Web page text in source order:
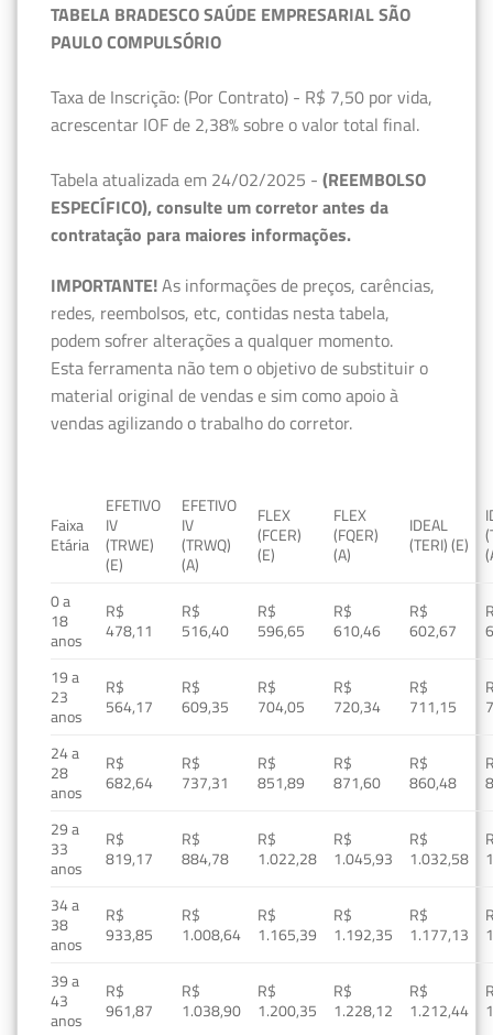
TABELA BRADESCO SAÚDE EMPRESARIAL SÃO
PAULO COMPULSÓRIO
Taxa de Inscrição: (Por Contrato) - R$ 7,50 por vida,
acrescentar IOF de 2,38% sobre o valor total final.
Tabela atualizada em 24/02/2025 - (REEMBOLSO
ESPECÍFICO), consulte um corretor antes da
contratação para maiores informações.
IMPORTANTE!As informações de preços, carências,
redes, reembolsos, etc, contidas nesta tabela,
podem sofrer alterações a qualquer momento.
Esta ferramenta não tem o objetivo de substituir o
material original de vendas e sim como apoio à
vendas agilizando o trabalho do corretor.
Faixa
Etária
EFETIVO
IV
(TRWE)
(E)
EFETIVO
IV
(TRWQ)
(A)
FLEX
(FCER)
(E)
FLEX
(FQER)
(A)
IDEAL
(TERI) (E)
0 a
18
anos
R$
478,11
R$
516,40
R$
596,65
R$
610,46
R$
602,67
19 a
23
anos
R$
564,17
R$
609,35
R$
704,05
R$
720,34
R$
711,15
24 a
28
anos
R$
682,64
R$
737,31
R$
851,89
R$
871,60
R$
860,48
29 a
33
anos
R$
819,17
R$
884,78
R$
1.022,28
R$
1.045,93
R$
1.032,58
34 a
38
anos
R$
933,85
R$
1.008,64
R$
1.165,39
R$
1.192,35
R$
1.177,13
39 a
43
anos
R$
961,87
R$
1.038,90
R$
1.200,35
R$
1.228,12
R$
1.212,44